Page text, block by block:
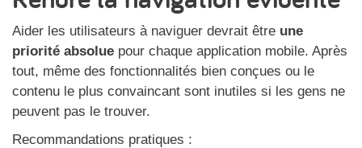
Aider les utilisateurs à naviguer devrait être une
priorité absolue pour chaque application mobile. Après
tout, même des fonctionnalités bien conçues ou le
contenu le plus convaincant sont inutiles si les gens ne
peuvent pas le trouver.
Recommandations pratiques :